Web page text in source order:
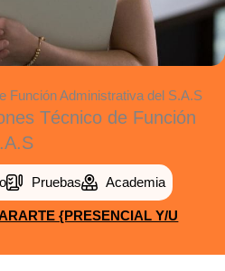
Función Administrativa del S.A.S
Técnico de Función
Pruebas Academia
{PRESENCIAL Y/U